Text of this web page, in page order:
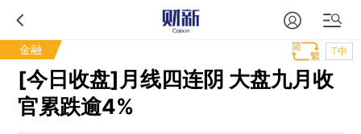
金融 T中
[今日收盘]月线四连阴 大盘九月收
官累跌逾4%